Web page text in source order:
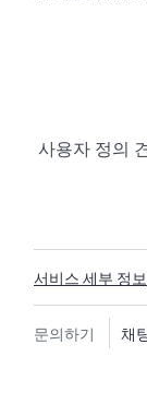
하드웨어 교
제공합니다.
HPE 네트워킹
격 기술 지원
세스를 제공합
사용자 정의
서비스 세부 정보
문의하기 채